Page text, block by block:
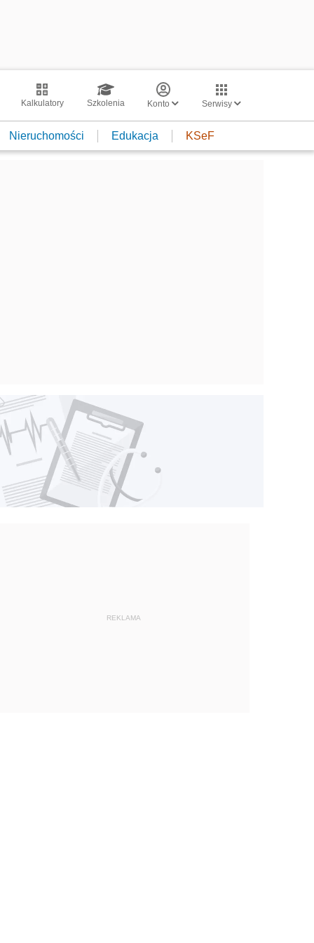
Kalkulatory Szkolenia Konto Serwisy
Nieruchomości Edukacja KSeF
REKLAMA